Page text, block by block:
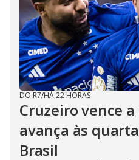
DO R7/HÁ 22 HORAS
Cruzeiro vence
avança às
Brasil